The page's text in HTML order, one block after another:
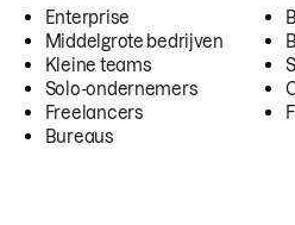
Enterprise
Middelgrote bedrijven
Kleine teams
Solo-ondernemers
Freelancers
Bureaus